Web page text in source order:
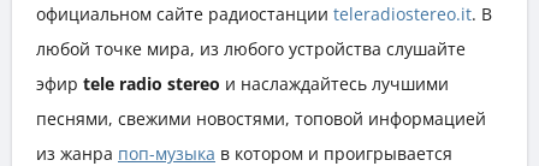
официальном сайте радиостанции teleradiostereo.it. В
любой точке мира, из любого устройства слушайте
эфир tele radio stereo и наслаждайтесь лучшими
песнями, свежими новостями, топовой информацией
из жанра поп-музыка в котором и проигрывается